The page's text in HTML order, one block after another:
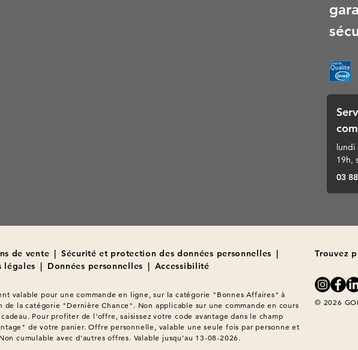
lundi
19h,
03
de vente | Sécurité et protection des données personnelles |
légales | Données personnelles | Accessibilité
valable pour une commande en ligne, sur la catégorie "Bonnes Affaires" à
de la catégorie "Dernière Chance". Non applicable sur une commande en cours
Pour profiter de l'offre, saisissez votre code avantage dans le champ
de votre panier. Offre personnelle, valable une seule fois par personne et
cumulable avec d'autres offres. Valable jusqu'au 13-08-2026.
Trouvez
© 2026